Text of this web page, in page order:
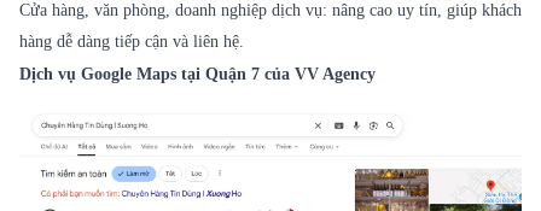
Cửa hàng, văn phòng, doanh nghiệp dịch vụ: nâng cao uy tín, giúp khách
hàng dễ dàng tiếp cận và liên hệ.
Dịch vụ Google Maps tại Quận 7 của VV Agency